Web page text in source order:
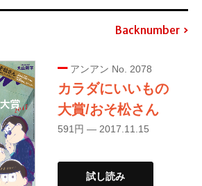
Backnumber
アンアン No. 2078
カラダにいいもの
大賞/おそ松さん
591円 — 2017.11.15
試し読み